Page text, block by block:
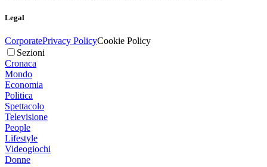
Legal
CorporatePrivacy PolicyCookie Policy
Sezioni
Cronaca
Mondo
Economia
Politica
Spettacolo
Televisione
People
Lifestyle
Videogiochi
Donne